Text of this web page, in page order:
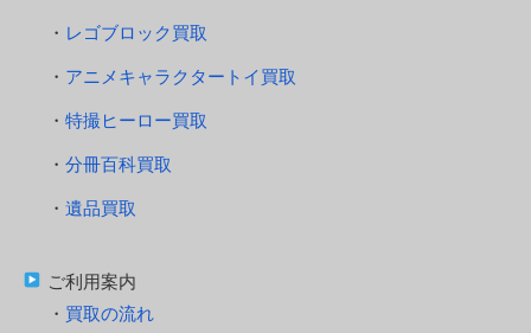
レゴブロック買取
アニメキャラクタートイ買取
特撮ヒーロー買取
分冊百科買取
遺品買取
ご利用案内
買取の流れ